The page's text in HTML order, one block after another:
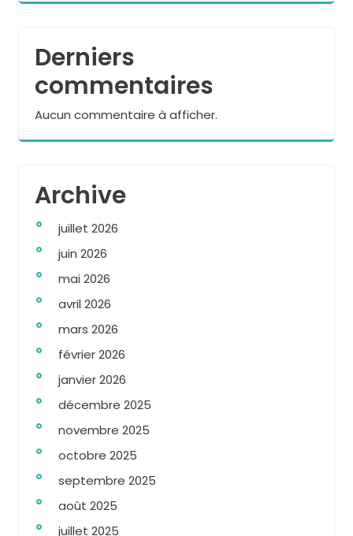
Derniers
commentaires
Aucun commentaire à afficher.
Archive
juillet 2026
juin 2026
mai 2026
avril 2026
mars 2026
février 2026
janvier 2026
décembre 2025
novembre 2025
octobre 2025
septembre 2025
août 2025
juillet 2025